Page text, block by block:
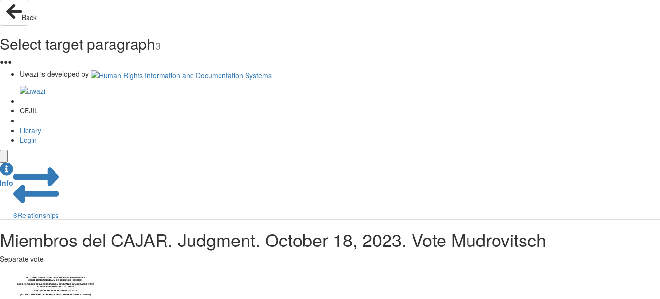
Back
Select target paragraph3
●●●
Uwazi is developed by
CEJIL
Library
Login
Info
6Relationships
Miembros del CAJAR. Judgment. October 18, 2023. Vote Mudrovitsch
Separate vote